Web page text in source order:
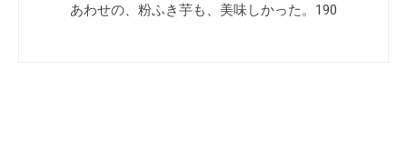
あわせの、粉ふき芋も、美味しかった。190